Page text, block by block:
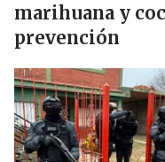
marihuana y
prevención